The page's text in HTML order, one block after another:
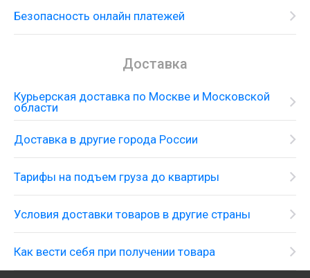
Безопасность онлайн платежей
Доставка
Курьерская доставка по Москве и Московской
области
Доставка в другие города России
Тарифы на подъем груза до квартиры
Условия доставки товаров в другие страны
Как вести себя при получении товара